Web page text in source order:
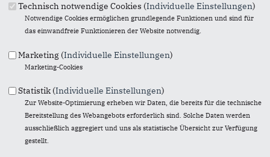
Eigener Name*
Technisch notwendige Cookies (Individuelle Einstellungen)
Notwendige Cookies ermöglichen grundlegende Funktionen und sind für
das einwandfreie Funktionieren der Website notwendig.
Marketing (Individuelle Einstellungen)
Marketing-Cookies
Statistik (Individuelle Einstellungen)
Zur Website-Optimierung erheben wir Daten, die bereits für die technische
Bereitstellung des Webangebots erforderlich sind. Solche Daten werden
ausschließlich aggregiert und uns als statistische Übersicht zur Verfügung
gestellt.